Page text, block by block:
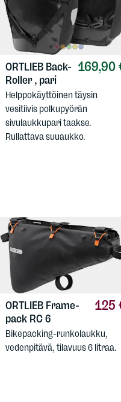
169,90
ORTLIEB Back-
Roller , pari
Helppokäyttöinen täysin
vesitiivis polkupyörän
sivulaukkupari taakse.
Rullattava suuaukko.
125
ORTLIEB Frame-
pack RC 6
Bikepacking-runkolaukku,
vedenpitävä, tilavuus 6 litraa.